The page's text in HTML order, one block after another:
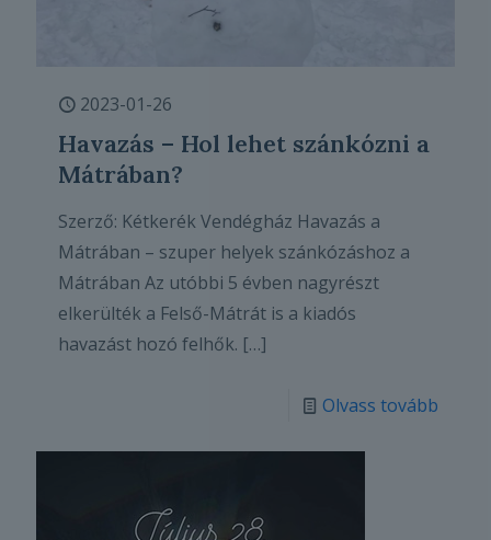
2023-01-26
Havazás – Hol lehet szánkózni a
Mátrában?
Szerző: Kétkerék Vendégház Havazás a
Mátrában – szuper helyek szánkózáshoz a
Mátrában Az utóbbi 5 évben nagyrészt
elkerülték a Felső-Mátrát is a kiadós
havazást hozó felhők. […]
Olvass tovább